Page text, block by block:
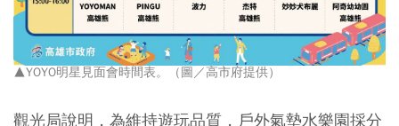
▲YOYO明星見面會時間表。（圖／高市府提供）
觀光局說明，為維持遊玩品質，戶外氣墊水樂園採分